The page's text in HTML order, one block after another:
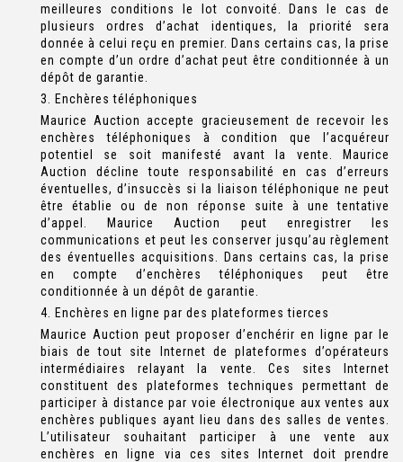
meilleures conditions le lot convoité. Dans le cas de
plusieurs ordres d’achat identiques, la priorité sera
donnée à celui reçu en premier. Dans certains cas, la prise
en compte d’un ordre d’achat peut être conditionnée à un
dépôt de garantie.
3. Enchères téléphoniques
Maurice Auction accepte gracieusement de recevoir les
enchères téléphoniques à condition que l’acquéreur
potentiel se soit manifesté avant la vente. Maurice
Auction décline toute responsabilité en cas d’erreurs
éventuelles, d’insuccès si la liaison téléphonique ne peut
être établie ou de non réponse suite à une tentative
d’appel. Maurice Auction peut enregistrer les
communications et peut les conserver jusqu’au règlement
des éventuelles acquisitions. Dans certains cas, la prise
en compte d’enchères téléphoniques peut être
conditionnée à un dépôt de garantie.
4. Enchères en ligne par des plateformes tierces
Maurice Auction peut proposer d’enchérir en ligne par le
biais de tout site Internet de plateformes d’opérateurs
intermédiaires relayant la vente. Ces sites Internet
constituent des plateformes techniques permettant de
participer à distance par voie électronique aux ventes aux
enchères publiques ayant lieu dans des salles de ventes.
L’utilisateur souhaitant participer à une vente aux
enchères en ligne via ces sites Internet doit prendre